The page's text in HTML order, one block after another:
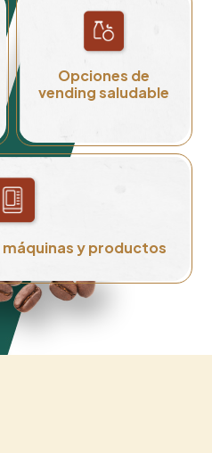
Opciones de
vending saludable
y productos